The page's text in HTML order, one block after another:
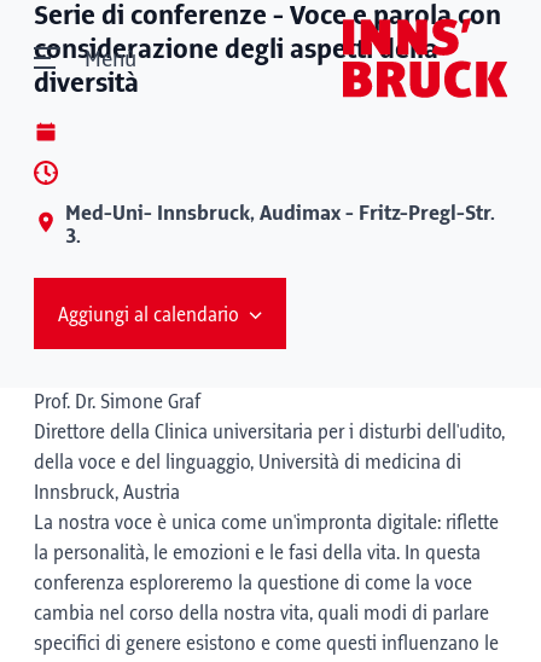
Menù
Serie di conferenze - Voce e parola con
considerazione degli aspetti della
diversità
Med-Uni- Innsbruck, Audimax - Fritz-Pregl-Str.
3.
Aggiungi al calendario
Prof. Dr. Simone Graf
Direttore della Clinica universitaria per i disturbi dell'udito,
della voce e del linguaggio, Università di medicina di
Innsbruck, Austria
La nostra voce è unica come un'impronta digitale: riflette
la personalità, le emozioni e le fasi della vita. In questa
conferenza esploreremo la questione di come la voce
cambia nel corso della nostra vita, quali modi di parlare
specifici di genere esistono e come questi influenzano le